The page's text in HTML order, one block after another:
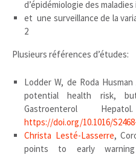
d’épidémiologie des
et une surveillance de la
2
Plusieurs références d’études:
Lodder W, de Roda
potential health risk,
Gastroenterol
https://doi.org/10.1016/
Christa Lesté-Lasserre,
points to early